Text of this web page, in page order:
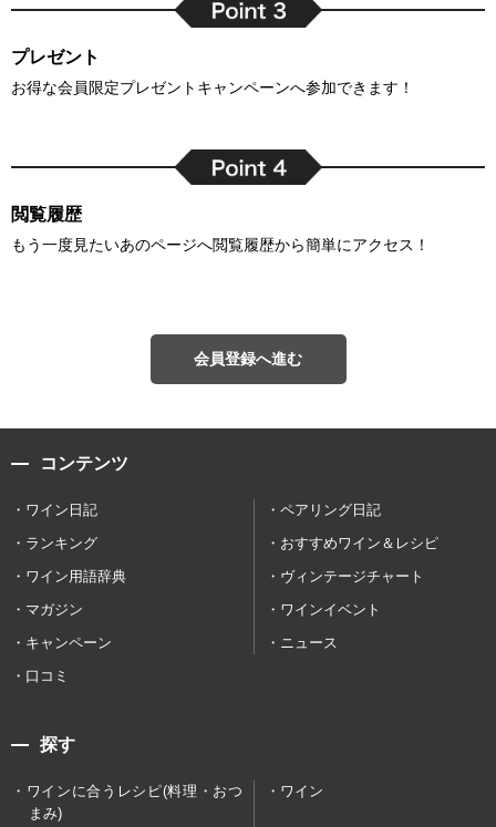
プレゼント
お得な会員限定プレゼントキャンペーンへ参加できます！
閲覧履歴
もう一度見たいあのページへ閲覧履歴から簡単にアクセス！
会員登録へ進む
コンテンツ
ワイン日記
ペアリング日記
ランキング
おすすめワイン＆レシピ
ワイン用語辞典
ヴィンテージチャート
マガジン
ワインイベント
キャンペーン
ニュース
口コミ
探す
ワインに合うレシピ(料理・おつ
まみ)
ワイン